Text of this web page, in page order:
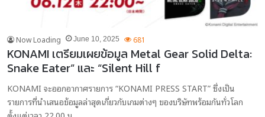
Now Loading June 10, 2025 681
KONAMI เตรียมเผยข้อมูล Metal Gear Solid Delta:
Snake Eater” และ “Silent Hill f
KONAMI จะออกอากาศรายการ “KONAMI PRESS START” ซึ่งเป็น
รายการที่นำเสนอข้อมูลล่าสุดเกี่ยวกับเกมต่างๆ ของบริษัทพร้อมกันทั่วโลก